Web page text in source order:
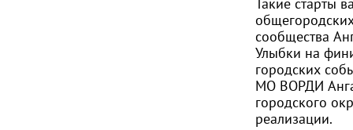
сообщества
Улыбки на
городских
МО ВОРДИ
городского
реализации.